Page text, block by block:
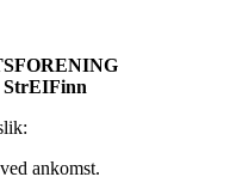
StrEIFinn
ankomst.